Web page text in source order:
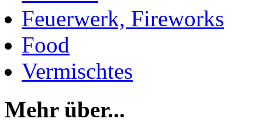
Feuerwerk, Fireworks
Food
Vermischtes
Mehr über...